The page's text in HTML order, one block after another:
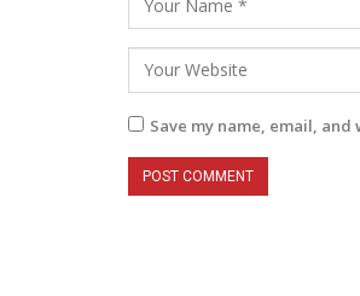
Save my name, email,